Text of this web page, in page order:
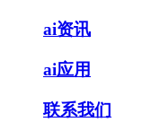
ai资讯
ai应用
联系我们